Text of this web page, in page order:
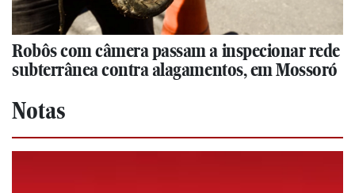
Robôs com câmera passam a inspecionar rede
subterrânea contra alagamentos, em Mossoró
Notas